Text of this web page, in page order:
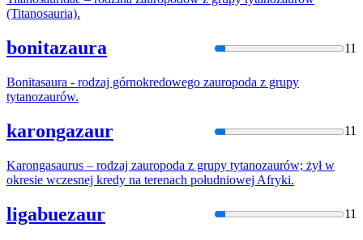
(Titanosauria).
bonitazaura 11
Bonitasaura - rodzaj górnokredowego zauropoda z grupy
tytanozaurów.
karongazaur 11
Karongasaurus – rodzaj zauropoda z grupy tytanozaurów; żył w
okresie wczesnej kredy na terenach południowej Afryki.
ligabuezaur 11